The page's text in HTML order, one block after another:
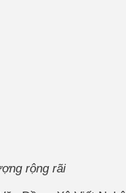
rộng rãi